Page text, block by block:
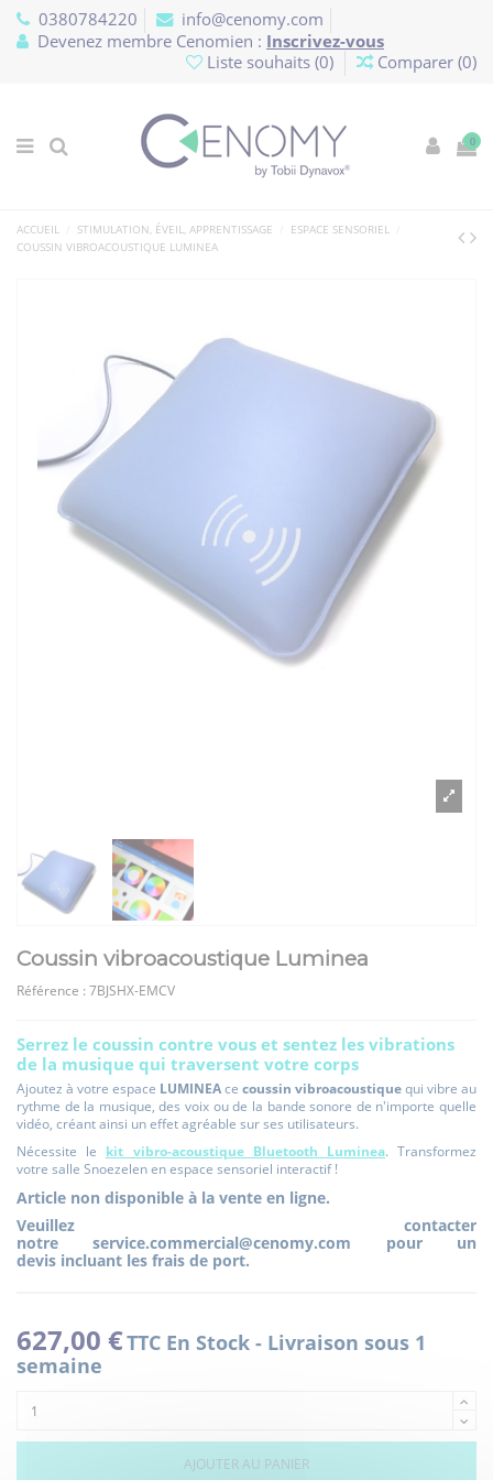
0380784220
info@cenomy.com
Devenez membre Cenomien : Inscrivez-vous
Liste souhaits (0) Comparer (0)
0
ACCUEIL STIMULATION, ÉVEIL, APPRENTISSAGE
ESPACE SENSORIEL
COUSSIN VIBROACOUSTIQUE LUMINEA
Coussin vibroacoustique Luminea
Référence : 7BJSHX-EMCV
Serrez le coussin contre vous et sentez les vibrations
de la musique qui traversent votre corps
Ajoutez à votre espace LUMINEAce coussin vibroacoustiquequi vibre au
rythme de la musique, des voix ou de la bande sonore de n'importe quelle
vidéo, créant ainsi un effet agréable sur ses utilisateurs.
Nécessite le kit vibro-acoustique Bluetooth Luminea. Transformez
votre salle Snoezelen en espace sensoriel interactif !
Article non disponible à la vente en ligne.
Veuillez contacter
notreservice.commercial@cenomy.com pour un
devis incluant les frais de port.
627,00 €TTC En Stock - Livraison sous 1
semaine
AJOUTER AU PANIER
Panneau de gestion des cookies